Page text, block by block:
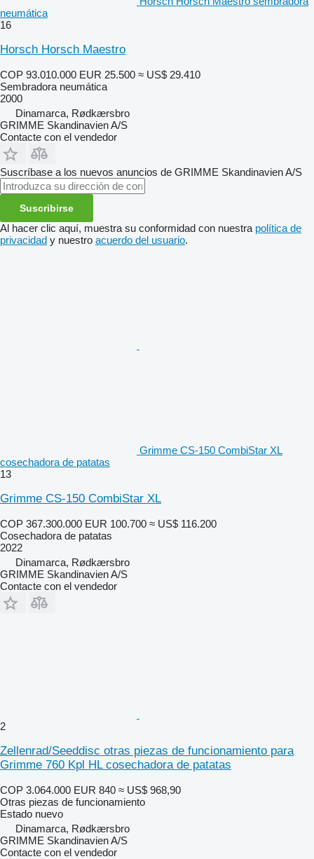
neumática
16
Horsch Horsch Maestro
COP 93.010.000 EUR 25.500 ≈ US$ 29.410
Sembradora neumática
2000
Dinamarca, Rødkærsbro
GRIMME Skandinavien A/S
Contacte con el vendedor
Suscríbase a los nuevos anuncios de GRIMME Skandinavien A/S
Suscribirse
Al hacer clic aquí, muestra su conformidad con nuestra política de
privacidad y nuestro acuerdo del usuario.
Grimme CS-150 CombiStar XL
cosechadora de patatas
13
Grimme CS-150 CombiStar XL
COP 367.300.000 EUR 100.700 ≈ US$ 116.200
Cosechadora de patatas
2022
Dinamarca, Rødkærsbro
GRIMME Skandinavien A/S
Contacte con el vendedor
2
Zellenrad/Seeddisc otras piezas de funcionamiento para
Grimme 760 Kpl HL cosechadora de patatas
COP 3.064.000 EUR 840 ≈ US$ 968,90
Otras piezas de funcionamiento
Estado nuevo
Dinamarca, Rødkærsbro
GRIMME Skandinavien A/S
Contacte con el vendedor